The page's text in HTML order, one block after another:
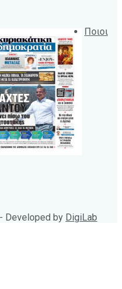
Ποιοι
Developed by DigiLab